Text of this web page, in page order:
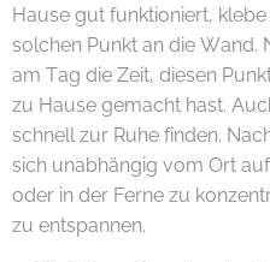
Hause gut funktioniert,
solchen Punkt an die Wand.
am Tag die Zeit, diesen
zu Hause gemacht hast.
schnell zur Ruhe finden.
sich unabhängig vom Ort
oder in der Ferne zu
zu entspannen.